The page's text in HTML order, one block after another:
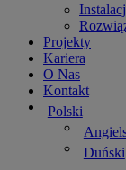
Projekty
Kariera
O Nas
Kontakt
Polski
Duński